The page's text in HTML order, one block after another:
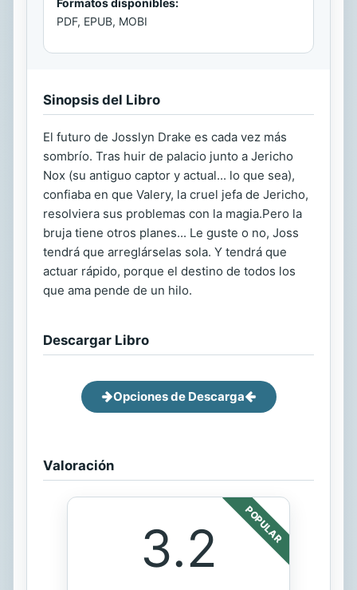
PDF, EPUB, MOBI
Sinopsis del Libro
El futuro de Josslyn Drake es cada vez más
sombrío. Tras huir de palacio junto a Jericho
Nox (su antiguo captor y actual... lo que sea),
confiaba en que Valery, la cruel jefa de Jericho,
resolviera sus problemas con la magia.Pero la
bruja tiene otros planes... Le guste o no, Joss
tendrá que arreglárselas sola. Y tendrá que
actuar rápido, porque el destino de todos los
que ama pende de un hilo.
Descargar Libro
Opciones de Descarga
Valoración
POPULAR
3.2